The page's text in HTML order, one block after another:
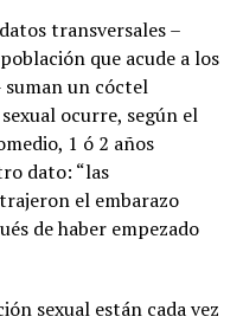
transversales –
que acude a los
un cóctel
ocurre, según el
1 ó 2 años
dato: “las
el embarazo
de haber empezado
sexual están cada vez